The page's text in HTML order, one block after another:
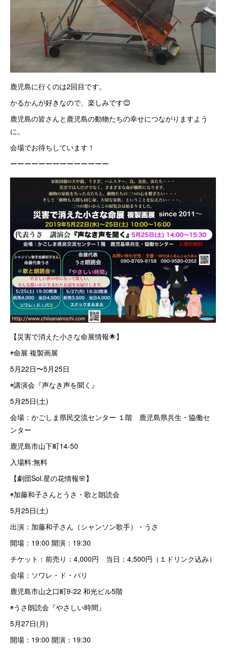
鹿児島に行くのは2回目です。
かるかんが好きなので、楽しみです😊
鹿児島の皆さんと鹿児島の動物たちの幸せにつながりますよう
に。
会場でお待ちしています！
ーーーーーーーーーーーーーー
【災害で消えた小さな命展情報🌟】
◉命展 複製画展
5月22日〜5月25日
◉講演会『声なき声を聞く』
5月25日(土)
会場：かごしま県民交流センター １階 鹿児島県共生・協働セ
ンター
鹿児島市山下町14-50
入場料:無料
【劇団Sol.星の花情報🌸】
◉加藤和子さんとうさ・歌と朗読会
5月25日(土)
出演：加藤和子さん（シャンソン歌手）・うさ
開場：19:00 開演：19:30
チケット：前売り：4,000円 当日：4,500円（１ドリンク込み）
会場：ソワレ・ド・パリ
鹿児島市山之口町9-22 和光ビル5階
◉うさ朗読会『やさしい時間』
5月27日(月)
開場：19:00 開演：19:30